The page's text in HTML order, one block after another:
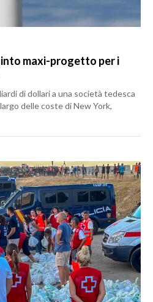
maxi-progetto per i
di dollari a una società tedesca
delle coste di New York,